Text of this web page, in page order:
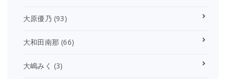
大原優乃 (93)
大和田南那 (66)
大嶋みく (3)